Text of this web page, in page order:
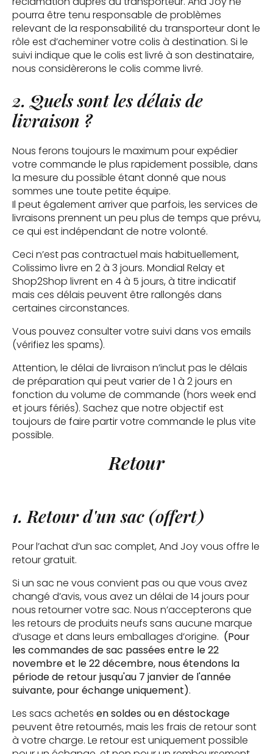
pourra être tenu responsable de problèmes
relevant de la responsabilité du transporteur dont le
rôle est d’acheminer votre colis à destination. Si le
suivi indique que le colis est livré à son destinataire,
nous considèrerons le colis comme livré.
2. Quels sont les délais de
livraison ?
Nous ferons toujours le maximum pour expédier
votre commande le plus rapidement possible, dans
la mesure du possible étant donné que nous
sommes une toute petite équipe.
Il peut également arriver que parfois, les services de
livraisons prennent un peu plus de temps que prévu,
ce qui est indépendant de notre volonté.
Ceci n’est pas contractuel mais habituellement,
Colissimo livre en 2 à 3 jours. Mondial Relay et
Shop2Shop livrent en 4 à 5 jours, à titre indicatif
mais ces délais peuvent être rallongés dans
certaines circonstances.
Vous pouvez consulter votre suivi dans vos emails
(vérifiez les spams).
Attention, le délai de livraison n’inclut pas le délais
de préparation qui peut varier de 1 à 2 jours en
fonction du volume de commande (hors week end
et jours fériés). Sachez que notre objectif est
toujours de faire partir votre commande le plus vite
possible.
Retour
1. Retour d'un sac (offert)
Pour l’achat d’un sac complet, And Joy vous offre le
retour gratuit.
Si un sac ne vous convient pas ou que vous avez
changé d’avis, vous avez un délai de 14 jours pour
nous retourner votre sac. Nous n’accepterons que
les retours de produits neufs sans aucune marque
d’usage et dans leurs emballages d’origine. (Pour
les commandes de sac passées entre le 22
novembre et le 22 décembre, nous étendons la
période de retour jusqu'au 7 janvier de l'année
suivante, pour échange uniquement).
Les sacs achetés en soldes ou en déstockage
peuvent être retournés, mais les frais de retour sont
à votre charge. Le retour est uniquement possible